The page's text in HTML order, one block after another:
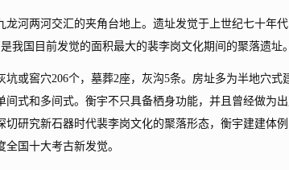
两河交汇的夹角台地上。遗址发觉于上世纪七十年代
我国目前发觉的面积最大的裴李岗文化期间的聚落遗址。
或窖穴206个，墓葬2座，灰沟5条。房址多为半地穴式
式和多间式。衡宇不只具备栖身功能，并且曾经做为
研究新石器时代裴李岗文化的聚落形态，衡宇建建体例
国十大考古新发觉。